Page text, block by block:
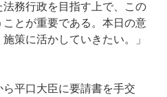
務行政を目指す上で、この
とが重要である。本日の意
策に活かしていきたい。」
平口大臣に要請書を手交